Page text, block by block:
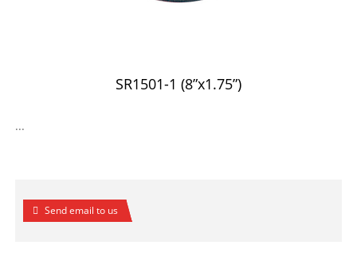
SR1501-1 (8”x1.75”)
...
Send email to us